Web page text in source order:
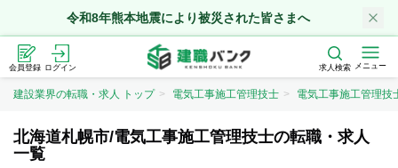
令和8年熊本地震により被災された皆さまへ
会員登録 ログイン 求人検索 メニュー
建設業界の転職・求人 トップ 電気工事施工管理技士 電気工事施工管理技
北海道札幌市/電気工事施工管理技士の転職・求人
一覧